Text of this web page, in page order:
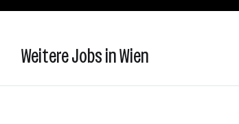
Weitere Jobs in Wien